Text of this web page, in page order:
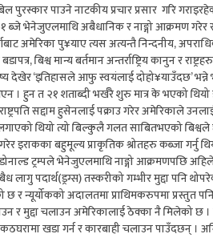
पुरस्कार पाउने नाटकीय प्रचार प्रसार गरि
भेनेजुएलमाथि अबैधानिक र नाङ्गो आक्रमण गरेर
अमेरिका पु¥याए त्यस अत्यन्तै निन्दनीय,
बिश्व मान्य बर्तमान अन्तर्राष्ट्रिय कानुन र
देखेर ‘इतिहासले आफु स्वयंलाई दोहो¥याउँदछ’
। हुन त २१ शताब्दी भर्खरै शुरु मात्र के भएको
सद्दाम हुसेनलाई पक्राउ गरेर अमेरिकाले
थियो त्यो बिल्कुलै गलत साबितभएको
इराकका बहुमूल्य प्राकृतिक श्रोतहरु कब्जा गर्नु
डोनाल्ड ट्रम्पले भेनेजुएलमाथि नाङ्गो आक्रमणपछि
पदार्थ(ड्रग्स) तस्करीको गम्भीर मुद्दा पनि
छ र न्यूर्योकको अदालतमा प्राथिमकरुपमा
मुद्दा चलाउन अमेरिकालाई ठेक्का नै मिलेको छ ।
खडा गर्न र कारबाही चलाउन पाउँदछन् ।